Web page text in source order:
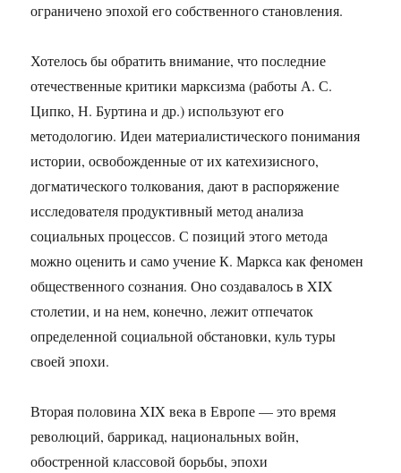
ограничено эпохой его собственного становления.
Хотелось бы обратить внимание, что последние
отечественные критики марксизма (работы А. С.
Ципко, Н. Буртина и др.) используют его
методологию. Идеи материалистического понимания
истории, освобожденные от их катехизисного,
догматического толкования, дают в распоряжение
исследователя продуктивный метод анализа
социальных процессов. С позиций этого метода
можно оценить и само учение К. Маркса как феномен
общественного сознания. Оно создавалось в XIX
столетии, и на нем, конечно, лежит отпечаток
определенной социальной обстановки, куль туры
своей эпохи.
Вторая половина XIX века в Европе — это время
революций, баррикад, национальных войн,
обостренной классовой борьбы, эпохи